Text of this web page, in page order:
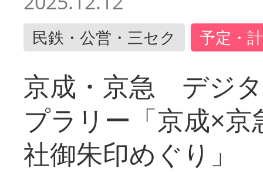
民鉄・公営・三セク 予定・
京成・京急 デジ
プラリー「京成×
社御朱印めぐり」